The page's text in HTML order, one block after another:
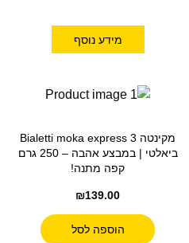
מידע נוסף
מקינטה Bialetti moka express 3
ביאלטי | במבצע אהבה – 250 גרם
קפה מתנה!
₪139.00
הוספה לסל